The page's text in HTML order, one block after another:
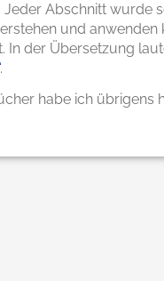
Jeder Abschnitt wurde
und
In der Übersetzung
.
habe ich übrigens